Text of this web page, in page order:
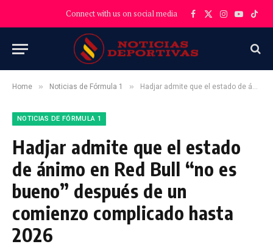
Connect with us on social media Facebook
X
Instagram
YouTube
Home » Noticias de Fórmula 1 » Hadjar admite que el estado de ánimo en Red Bull “no es bueno” después de un comienzo complicado hasta 2026
NOTICIAS DE FÓRMULA 1
Hadjar admite que el estado
de ánimo en Red Bull “no es
bueno” después de un
comienzo complicado hasta
2026